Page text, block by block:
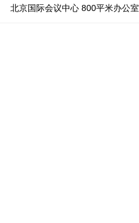
北京国际会议中心 800平米办公室